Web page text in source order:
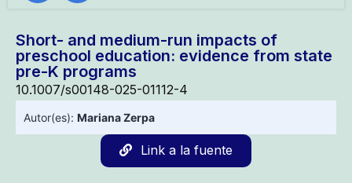
Short- and medium-run impacts of
preschool education: evidence from state
pre-K programs
10.1007/s00148-025-01112-4
Autor(es): Mariana Zerpa
Link a la fuente